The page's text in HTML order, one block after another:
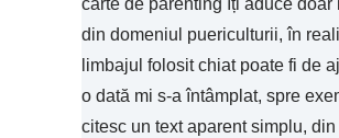
carte de parenting îți aduce doar
din domeniul puericulturii, în
limbajul folosit chiat poate fi de
o dată mi s-a întâmplat, spre
citesc un text aparent simplu, din